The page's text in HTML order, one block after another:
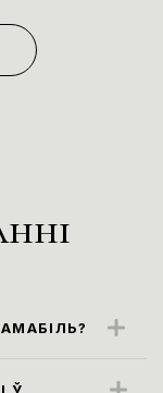
Маркса